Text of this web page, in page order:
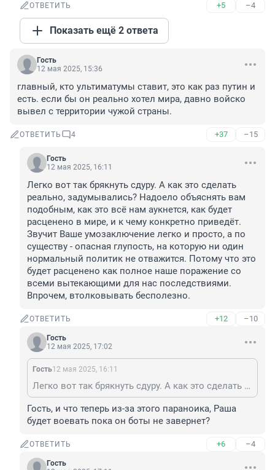
ОТВЕТИТЬ +5 –4
Показать ещё 2 ответа
Гость
12 мая 2025, 15:36
главный, кто ультиматумы ставит, это как раз путин и
есть. если бы он реально хотел мира, давно войско
вывел с территории чужой страны.
ОТВЕТИТЬ 4 +37 –15
Гость
12 мая 2025, 16:11
Легко вот так брякнуть сдуру. А как это сделать
реально, задумывались? Надоело объяснять вам
подобным, как это всё нам аукнется, как будет
расценено в мире, и к чему конкретно приведёт.
Звучит Ваше умозаключение легко и просто, а по
существу - опасная глупость, на которую ни один
нормальный политик не отважится. Потому что это
будет расценено как полное наше поражение со
всеми вытекающими для нас последствиями.
Впрочем, втолковывать бесполезно.
ОТВЕТИТЬ +12 –10
Гость
12 мая 2025, 17:02
Гость12 мая 2025, 16:11
Легко вот так брякнуть сдуру. А как это сделать реально, задумывались? Надоело объяснять вам подобным, как это всё нам аукнется, как будет расценено в мире, и к чему конкретно приведёт. Звучит Ваше умозаключение легко и просто, а по существу - опасная глупость, на которую ни один нормальный политик не отважится. Потому что это будет расценено как полное наше поражение со всеми вытекающими для нас последствиями. Впрочем, втолковывать бесполезно.
Гость, и что теперь из-за этого параноика, Раша
будет воевать пока он боты не завернет?
ОТВЕТИТЬ +6 –4
Гость